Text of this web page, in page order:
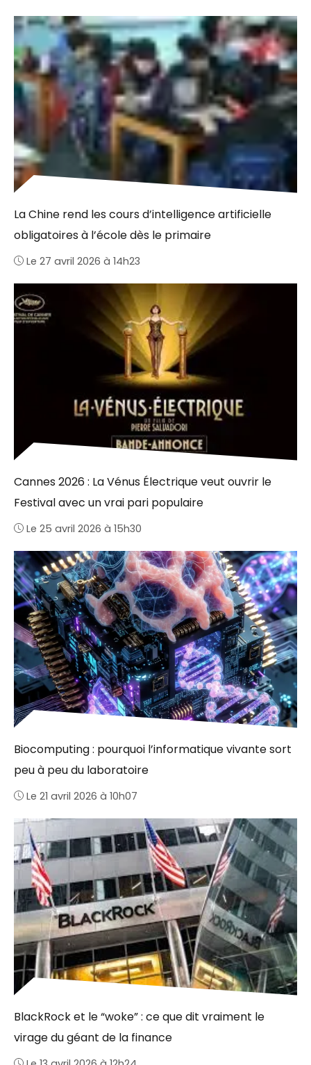
La Chine rend les cours d’intelligence artificielle
obligatoires à l’école dès le primaire
Le 27 avril 2026 à 14h23
Cannes 2026 : La Vénus Électrique veut ouvrir le
Festival avec un vrai pari populaire
Le 25 avril 2026 à 15h30
Biocomputing : pourquoi l’informatique vivante sort
peu à peu du laboratoire
Le 21 avril 2026 à 10h07
BlackRock et le “woke” : ce que dit vraiment le
virage du géant de la finance